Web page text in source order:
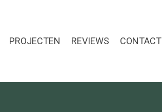
PROJECTEN REVIEWS CONTACT